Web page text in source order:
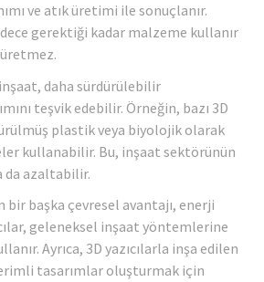
ve atık üretimi ile sonuçlanır.
gerektiği kadar malzeme kullanır
inşaat, daha sürdürülebilir
teşvik edebilir. Örneğin, bazı 3D
plastik veya biyolojik olarak
kullanabilir. Bu, inşaat sektörünün
da azaltabilir.
bir başka çevresel avantajı, enerji
geleneksel inşaat yöntemlerine
Ayrıca, 3D yazıcılarla inşa edilen
tasarımlar oluşturmak için